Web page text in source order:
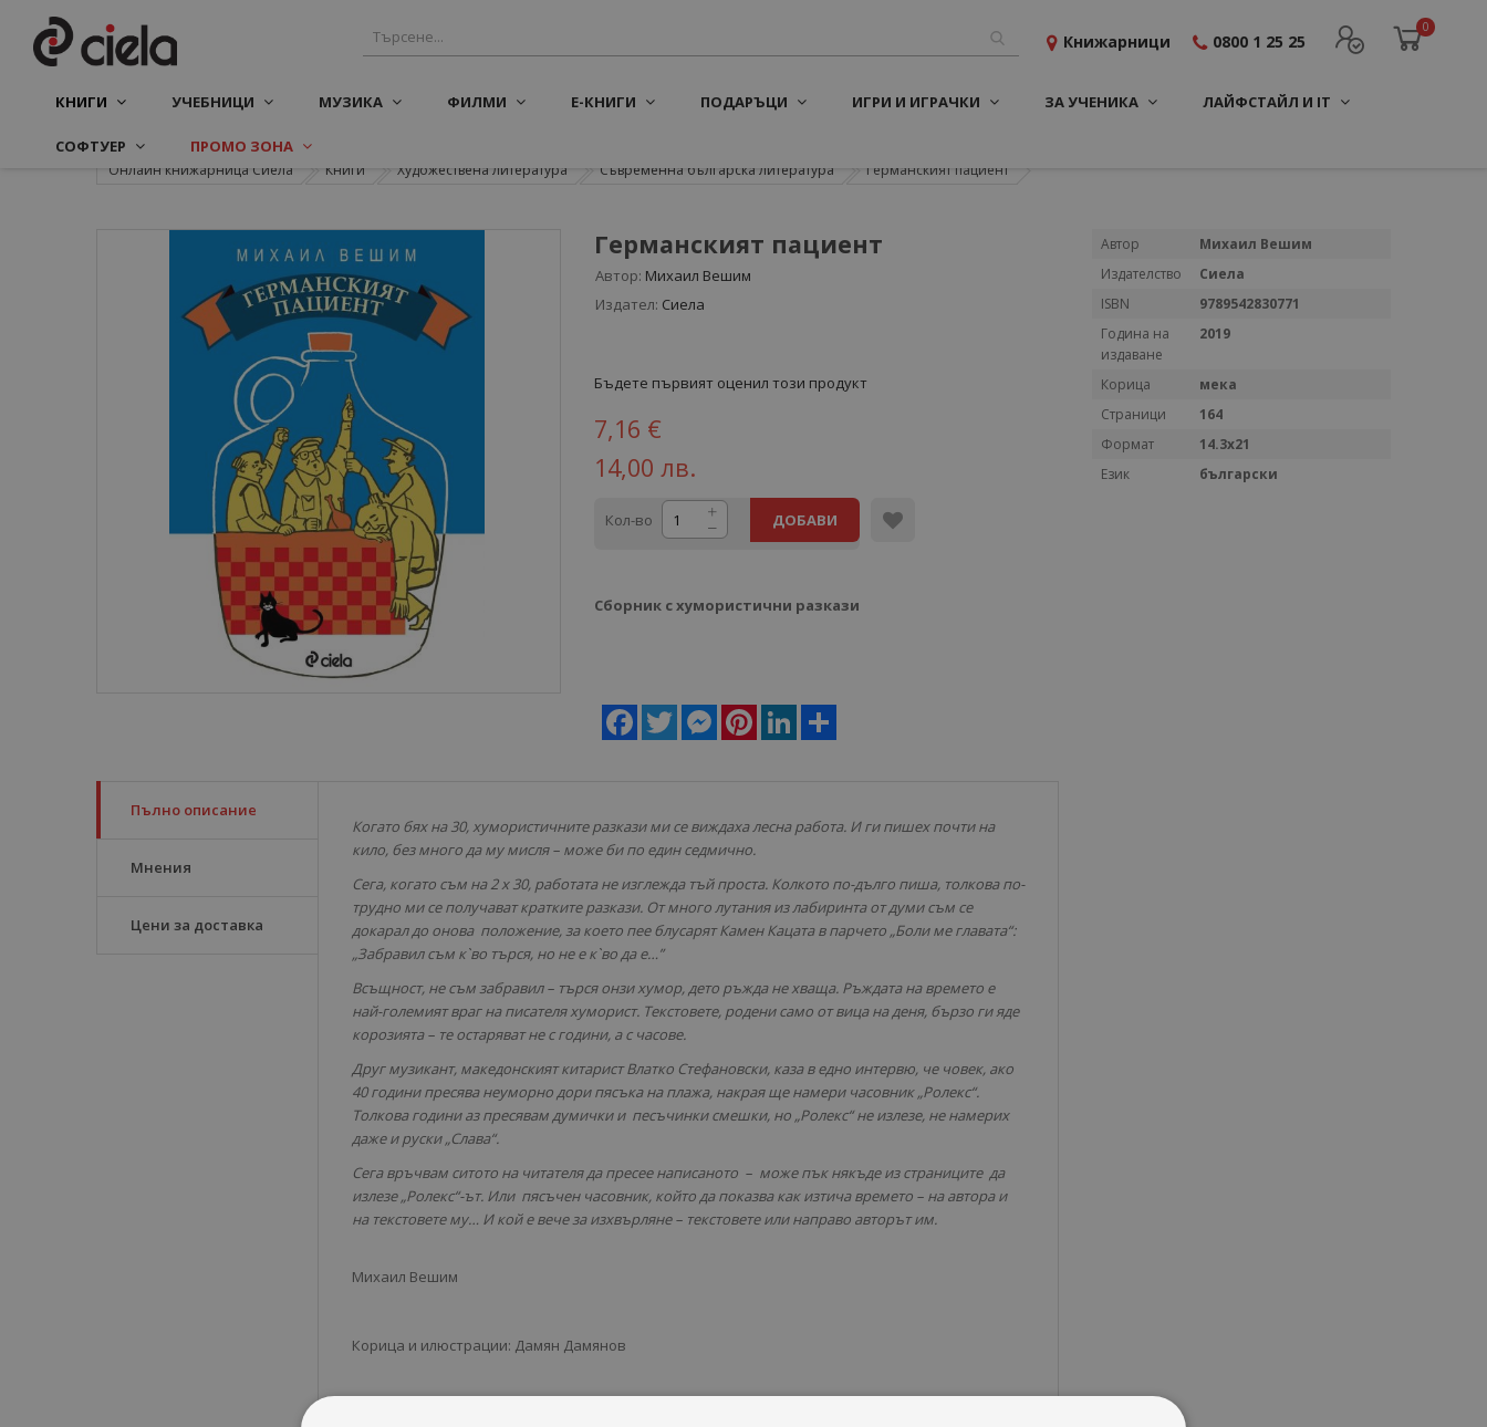
0
Книжарници 0800 1 25 25
КНИГИ УЧЕБНИЦИ МУЗИКА ФИЛМИ Е-КНИГИ ПОДАРЪЦИ ИГРИ И ИГРАЧКИ ЗА УЧЕНИКА ЛАЙФСТАЙЛ И IT
СОФТУЕР ПРОМО ЗОНА
Онлайн книжарница Сиела Книги Художествена литература Съвременна българска литература Германският пациент
Германският пациент
Автор: Михаил Вешим
Издател: Сиела
Бъдете първият оценил този продукт
7,16 €
14,00 лв.
Кол-во ДОБАВИ
Сборник с хумористични разкази
Facebook
Twitter MessengerPinterestLinkedIn
Пълно описание
Мнения
Цени за доставка
Когато бях на 30, хумористичните разкази ми се виждаха лесна работа. И ги пишех почти на
кило, без много да му мисля – може би по един седмично.
Сега, когато съм на 2 х 30, работата не изглежда тъй проста. Колкото по-дълго пиша, толкова по-
трудно ми се получават кратките разкази. От много лутания из лабиринта от думи съм се
докарал до онова положение, за което пее блусарят Камен Кацата в парчето „Боли ме главата“:
„Забравил съм к`во търся, но не е к`во да е…”
Всъщност, не съм забравил – търся онзи хумор, дето ръжда не хваща. Ръждата на времето е
най-големият враг на писателя хуморист. Текстовете, родени само от вица на деня, бързо ги яде
корозията – те остаряват не с години, а с часове.
Друг музикант, македонският китарист Влатко Стефановски, каза в едно интервю, че човек, ако
40 години пресява неуморно дори пясъка на плажа, накрая ще намери часовник „Ролекс“.
Толкова години аз пресявам думички и песъчинки смешки, но „Ролекс“ не излезе, не намерих
даже и руски „Слава“.
Сега връчвам ситото на читателя да пресее написаното – може пък някъде из страниците да
излезе „Ролекс“-ът. Или пясъчен часовник, който да показва как изтича времето – на автора и
на текстовете му… И кой е вече за изхвърляне – текстовете или направо авторът им.
Михаил Вешим
Корица и илюстрации: Дамян Дамянов
Повече
Автор
Михаил Вешим
Издателство
Сиела
ISBN
9789542830771
Година на
издаване
2019
Корица
мека
Страници
164
Формат
14.3x21
Език
български